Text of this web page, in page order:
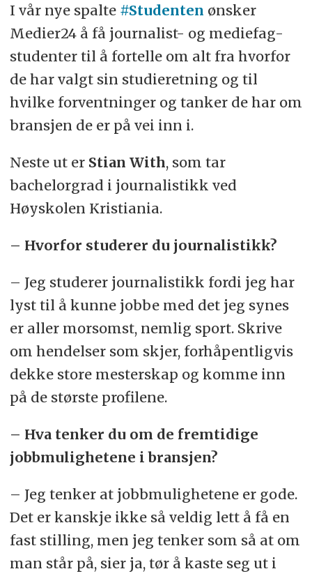
I vår nye spalte #Studenten ønsker
Medier24 å få journalist- og mediefag-
studenter til å fortelle om alt fra hvorfor
de har valgt sin studieretning og til
hvilke forventninger og tanker de har om
bransjen de er på vei inn i.
Neste ut er Stian With, som tar
bachelorgrad i journalistikk ved
Høyskolen Kristiania.
– Hvorfor studerer du journalistikk?
– Jeg studerer journalistikk fordi jeg har
lyst til å kunne jobbe med det jeg synes
er aller morsomst, nemlig sport. Skrive
om hendelser som skjer, forhåpentligvis
dekke store mesterskap og komme inn
på de største profilene.
– Hva tenker du om de fremtidige
jobbmulighetene i bransjen?
– Jeg tenker at jobbmulighetene er gode.
Det er kanskje ikke så veldig lett å få en
fast stilling, men jeg tenker som så at om
man står på, sier ja, tør å kaste seg ut i